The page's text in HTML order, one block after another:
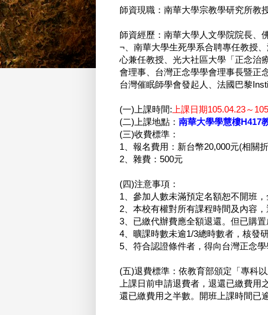
師資現職：南華大學宗教學研究所教
師資經歷：南華大學人文學院院長、
¬、南華大學生死學系合聘專任教授
心兼任教授、光大社區大學「正念治
會理事、台灣正念學學會理事長暨正
台灣催眠師學會發起人、法國巴黎
(一)上課時間: 上課日期105.04.23～
(二)上課地點： 南華大學學慧樓H417
(三)收費標準：
1、報名費用：新台幣20,000元(相關
2、雜費：500元
(四)注意事項：
1、參加人數未滿預定名額恕不開班，
2、本校有權對所有課程時間及內容，
3、已繳代辦費應全額退還。但已購置
4、曠課時數未逾1/3總時數者，核發研
5、符合認證條件者，得向台灣正念
(五)退費標準：依教育部頒定「專科
上課日前申請退費者，退還已繳費
還已繳費用之半數。開班上課時間已